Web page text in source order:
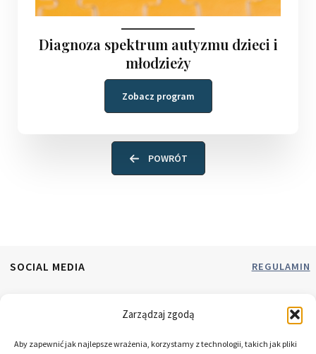
Zarządzaj zgodą
Aby zapewnić jak najlepsze wrażenia, korzystamy z technologii, takich jak pliki
Diagnoza spektrum autyzmu dzieci i
młodzieży
Zobacz program
POWRÓT
SOCIAL MEDIA REGULAMIN